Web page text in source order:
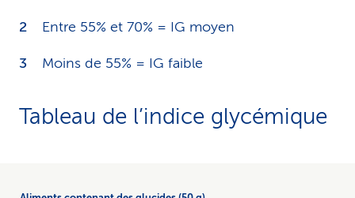
Entre 55% et 70% = IG moyen
Moins de 55% = IG faible
Tableau de l’indice glycémique